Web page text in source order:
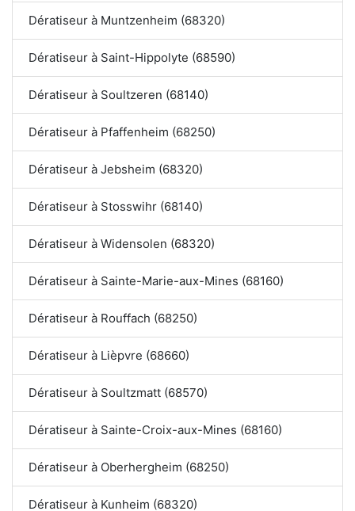
Dératiseur à Muntzenheim (68320)
Dératiseur à Saint-Hippolyte (68590)
Dératiseur à Soultzeren (68140)
Dératiseur à Pfaffenheim (68250)
Dératiseur à Jebsheim (68320)
Dératiseur à Stosswihr (68140)
Dératiseur à Widensolen (68320)
Dératiseur à Sainte-Marie-aux-Mines (68160)
Dératiseur à Rouffach (68250)
Dératiseur à Lièpvre (68660)
Dératiseur à Soultzmatt (68570)
Dératiseur à Sainte-Croix-aux-Mines (68160)
Dératiseur à Oberhergheim (68250)
Dératiseur à Kunheim (68320)